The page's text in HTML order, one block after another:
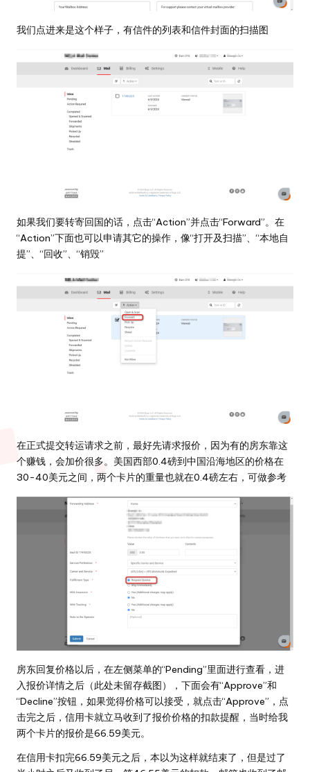
我们点进来是这个样子，有信件的列表和信件封面的扫描图
如果我们要转寄回国的话，点击“Action”并点击“Forward”。在
“Action”下面也可以申请其它的操作，像“打开及扫描”、“本地自
提”、“回收”、“销毁”
在正式提交转运请求之前，最好先请求报价，因为有的房东靠这
个赚钱，会加价很多。美国西部0.4磅到中国沿海地区的价格在
30-40美元之间，两个卡片的重量也就在0.4磅左右，可做参考
房东回复价格以后，在左侧菜单的“Pending”里面进行查看，进
入报价详情之后（此处未留存截图），下面会有“Approve”和
“Decline”按钮，如果觉得价格可以接受，就点击“Approve”，点
击完之后，信用卡就立马收到了报价价格的扣款提醒，当时给我
两个卡片的报价是66.59美元。
在信用卡扣完66.59美元之后，本以为这样就结束了，但是过了